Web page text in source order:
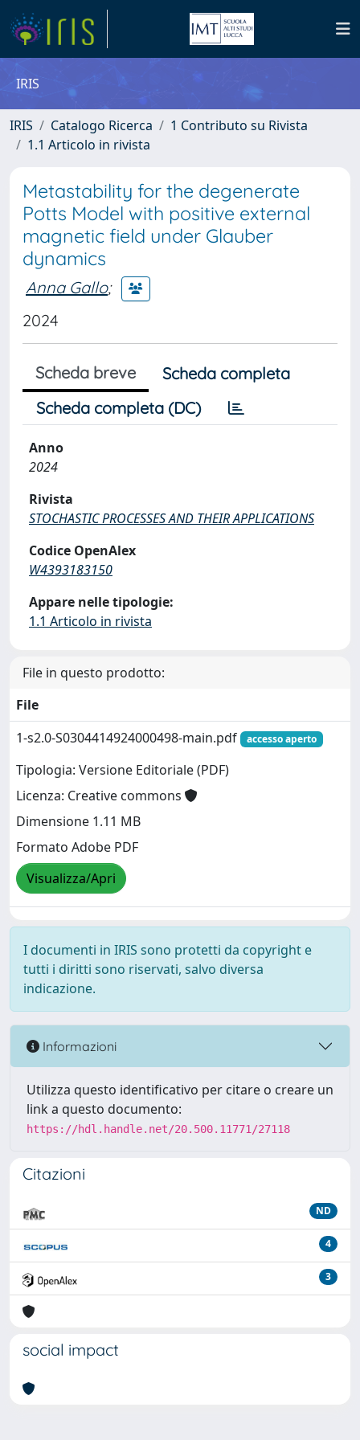
IRIS
IRIS Catalogo Ricerca
1 Contributo su Rivista
1.1 Articolo in rivista
Metastability for the degenerate
Potts Model with positive external
magnetic field under Glauber
dynamics
Anna Gallo;
2024
Scheda breve
Scheda completa
Scheda completa (DC)
Anno
2024
Rivista
STOCHASTIC PROCESSES AND THEIR APPLICATIONS
Codice OpenAlex
W4393183150
Appare nelle tipologie:
1.1 Articolo in rivista
File in questo prodotto:
File
1-s2.0-S0304414924000498-main.pdf
accesso aperto
Tipologia: Versione Editoriale (PDF)
Licenza: Creative commons
Dimensione 1.11 MB
Formato Adobe PDF
Visualizza/Apri
I documenti in IRIS sono protetti da copyright e
tutti i diritti sono riservati, salvo diversa
indicazione.
Informazioni
Utilizza questo identificativo per citare o creare un
link a questo documento:
https://hdl.handle.net/20.500.11771/27118
Citazioni
ND
4
3
social impact